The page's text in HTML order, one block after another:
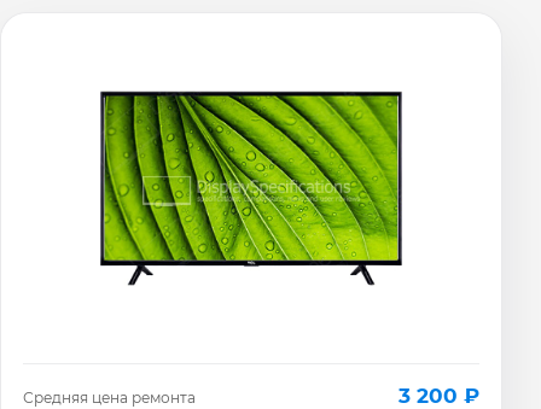
Средняя цена ремонта 3 200 ₽